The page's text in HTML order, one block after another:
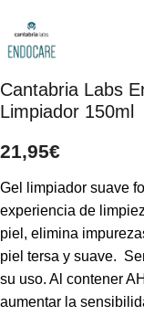
Cantabria Labs
Limpiador 150ml
21,95€
Gel limpiador suave
experiencia de
piel, elimina
piel tersa y suave.
su uso. Al contener
aumentar la